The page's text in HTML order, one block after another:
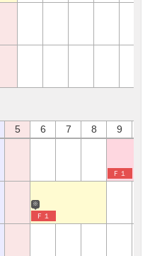
5 6 7 8 9
Ｆ１
※
Ｆ１